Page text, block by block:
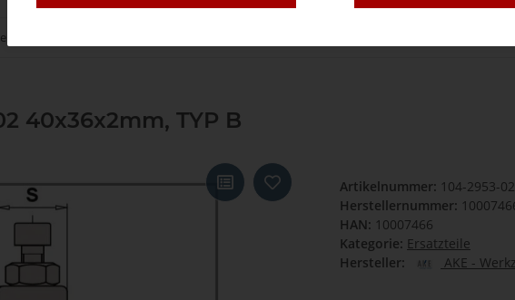
40x36x2mm, TYP B
Artikelnummer: 104-2953-
Herstellernummer:
HAN: 10007466
Kategorie: Ersatzteile
Hersteller:
AKE -